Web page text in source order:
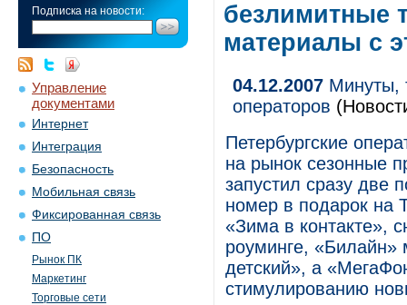
Подписка на новости:
Управление
документами
Интернет
Интеграция
Безопасность
Мобильная связь
Фиксированная связь
ПО
Рынок ПК
Маркетинг
Торговые сети
безлимитные
материалы с
04.12.2007 Минуты,
операторов
Петербургские
на рынок сезонные
запустил сразу две
номер в подарок на
«Зима в контакте»,
роуминге,
детский», а
стимулированию